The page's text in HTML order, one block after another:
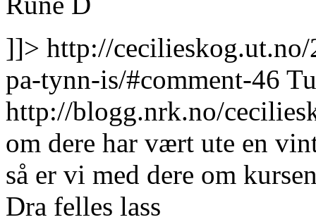
]]> http://
pa-tynn-is/#comment-46
http://blogg.nrk.no/
om dere har vært ute en
så er vi med dere om
Dra felles lass